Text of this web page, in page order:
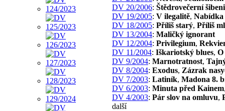
DV 20/2006: Štědrovečerní
DV 19/2005: V ilegalitě, Nabídka
DV 18/2005: Příliš starý, Příliš
DV 13/2004: Maličký ignorant
DV 12/2004: Privilegium,
DV 11/2004: Iškariotský blues, O
DV 9/2004: Marnotratnost,
DV 8/2004: Exodus, Zázrak
DV 7/2003: Latiník, Madona 8.
DV 6/2003: Minuta před Kainem
DV 4/2003: Pár slov na omluvu,
další